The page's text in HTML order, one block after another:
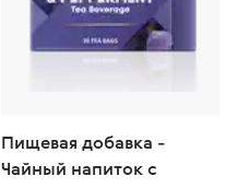
Пищевая добавка -
Чайный напиток с